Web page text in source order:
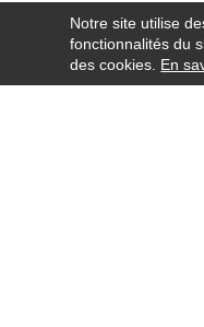
Notre site utilise
fonctionnalités du
des cookies. En